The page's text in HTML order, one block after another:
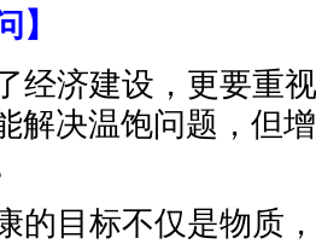
】
经济建设，更要重
解决温饱问题，但
的目标不仅是物质